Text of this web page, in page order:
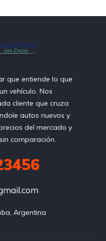
que entiende lo que
vehículo. Nos
cliente que cruza
autos nuevos y
del mercado y
comparación.
Argentina